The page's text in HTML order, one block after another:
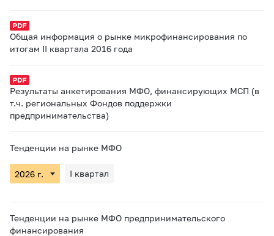
Общая информация о рынке микрофинансирования по
итогам II квартала 2016 года
Результаты анкетирования МФО, финансирующих МСП (в
т.ч. региональных Фондов поддержки
предпринимательства)
Тенденции на рынке МФО
I квартал
Тенденции на рынке МФО предпринимательского
финансирования